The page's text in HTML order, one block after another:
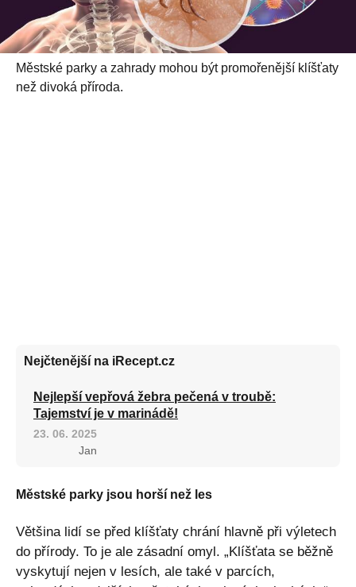
Městské parky a zahrady mohou být promořenější klíšťaty
než divoká příroda.
Nejčtenější na iRecept.cz
Nejlepší vepřová žebra pečená v troubě:
Tajemství je v marinádě!
23. 06. 2025
Jan
Městské parky jsou horší než les
Většina lidí se před klíšťaty chrání hlavně při výletech
do přírody. To je ale zásadní omyl. „Klíšťata se běžně
vyskytují nejen v lesích, ale také v parcích,